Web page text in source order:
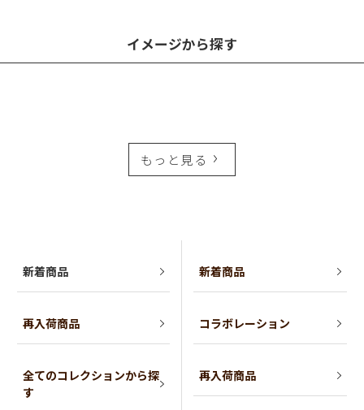
イメージから探す
もっと見る
新着商品
再入荷商品
全てのコレクションから探
す
新着商品
コラボレーション
再入荷商品